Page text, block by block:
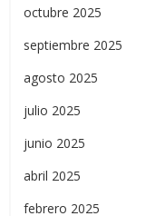
octubre 2025
septiembre 2025
agosto 2025
julio 2025
junio 2025
abril 2025
febrero 2025